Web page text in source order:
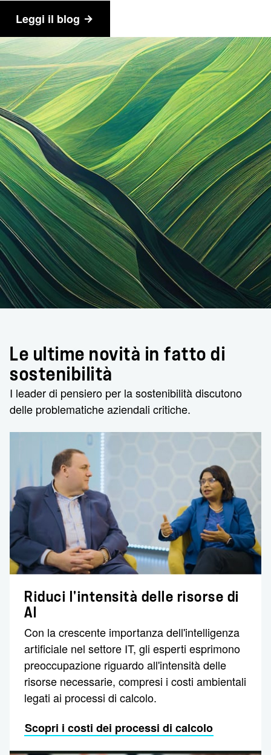
Leggi il blog
Le ultime novità in fatto di
sostenibilità
I leader di pensiero per la sostenibilità discutono
delle problematiche aziendali critiche.
Riduci l'intensità delle risorse di
AI
Con la crescente importanza dell'intelligenza
artificiale nel settore IT, gli esperti esprimono
preoccupazione riguardo all'intensità delle
risorse necessarie, compresi i costi ambientali
legati ai processi di calcolo.
Scopri i costi dei processi di calcolo